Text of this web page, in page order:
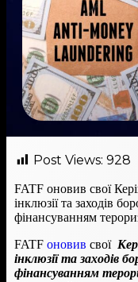
Post Views: 928
FATF оновив свої
інклюзії та заходів
фінансуванням
FATF оновив свої
інклюзії та заходів
фінансуванням